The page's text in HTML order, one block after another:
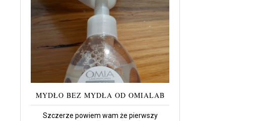
MYDŁO BEZ MYDŁA OD OMIALAB
Szczerze powiem wam że pierwszy